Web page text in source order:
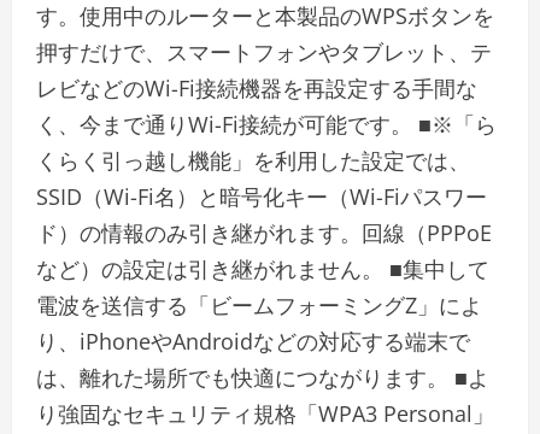
す。使用中のルーターと本製品のWPSボタンを
押すだけで、スマートフォンやタブレット、テ
レビなどのWi-Fi接続機器を再設定する手間な
く、今まで通りWi-Fi接続が可能です。 ■※「ら
くらく引っ越し機能」を利用した設定では、
SSID（Wi-Fi名）と暗号化キー（Wi-Fiパスワー
ド）の情報のみ引き継がれます。回線（PPPoE
など）の設定は引き継がれません。 ■集中して
電波を送信する「ビームフォーミングZ」によ
り、iPhoneやAndroidなどの対応する端末で
は、離れた場所でも快適につながります。 ■よ
り強固なセキュリティ規格「WPA3 Personal」